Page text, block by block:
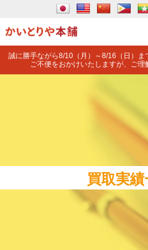
誠に勝手ながら8/10（月）～8/16（日）ま
ご不便をおかけいたしますが、ご理
買取実